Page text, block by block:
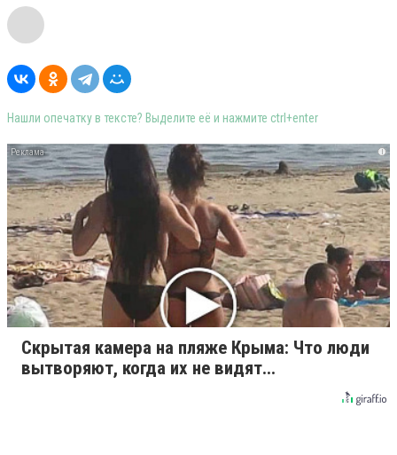
Нашли опечатку в тексте? Выделите её и нажмите ctrl+enter
i
Скрытая камера на пляже Крыма: Что люди
вытворяют, когда их не видят...